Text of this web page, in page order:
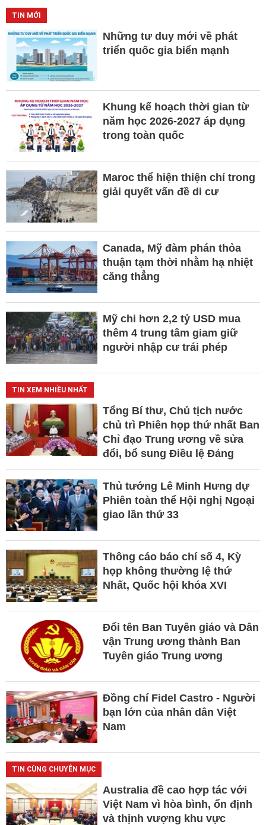
TIN MỚI
Những tư duy mới về phát
triển quốc gia biển mạnh
Khung kế hoạch thời gian từ
năm học 2026-2027 áp dụng
trong toàn quốc
Maroc thể hiện thiện chí trong
giải quyết vấn đề di cư
Canada, Mỹ đàm phán thỏa
thuận tạm thời nhằm hạ nhiệt
căng thẳng
Mỹ chi hơn 2,2 tỷ USD mua
thêm 4 trung tâm giam giữ
người nhập cư trái phép
TIN XEM NHIỀU NHẤT
Tổng Bí thư, Chủ tịch nước
chủ trì Phiên họp thứ nhất Ban
Chỉ đạo Trung ương về sửa
đổi, bổ sung Điều lệ Đảng
Thủ tướng Lê Minh Hưng dự
Phiên toàn thể Hội nghị Ngoại
giao lần thứ 33
Thông cáo báo chí số 4, Kỳ
họp không thường lệ thứ
Nhất, Quốc hội khóa XVI
Đổi tên Ban Tuyên giáo và Dân
vận Trung ương thành Ban
Tuyên giáo Trung ương
Đồng chí Fidel Castro - Người
bạn lớn của nhân dân Việt
Nam
TIN CÙNG CHUYÊN MỤC
Australia đề cao hợp tác với
Việt Nam vì hòa bình, ổn định
và thịnh vượng khu vực